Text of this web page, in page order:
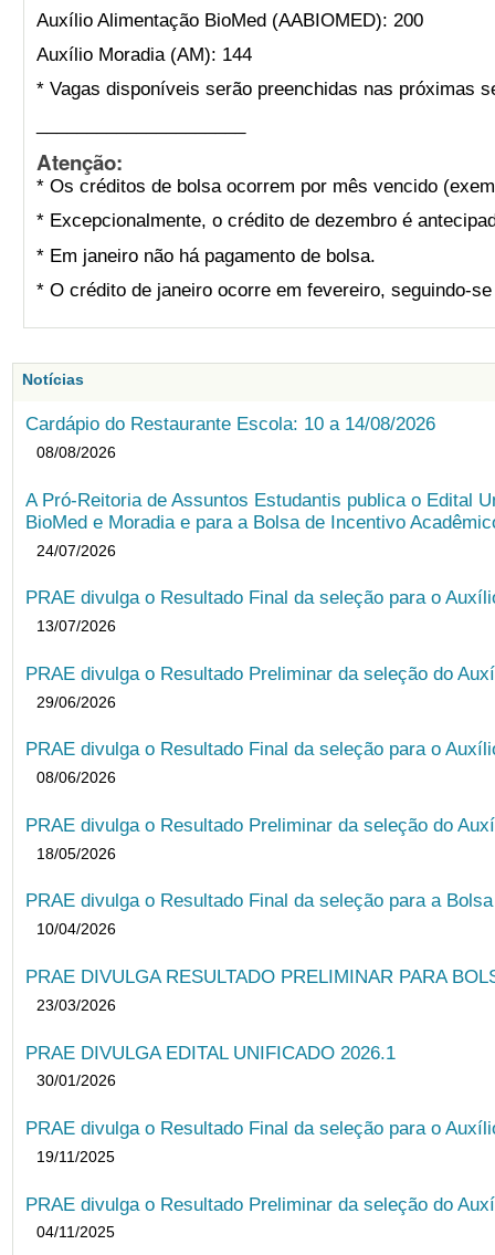
Auxílio Alimentação BioMed (AABIOMED): 200
Auxílio Moradia (AM): 144
* Vagas disponíveis serão preenchidas nas próximas
Atenção:
* Os créditos de bolsa ocorrem por mês vencido
* Excepcionalmente, o crédito de dezembro é
* Em janeiro não há pagamento de bolsa.
* O crédito de janeiro ocorre em fevereiro, seguindo-
Notícias
Cardápio do Restaurante Escola: 10 a 14/08/2026
08/08/2026
A Pró-Reitoria de Assuntos Estudantis publica o Edital
BioMed e Moradia e para a Bolsa de Incentivo
24/07/2026
PRAE divulga o Resultado Final da seleção para o
13/07/2026
PRAE divulga o Resultado Preliminar da seleção do
29/06/2026
PRAE divulga o Resultado Final da seleção para o
08/06/2026
PRAE divulga o Resultado Preliminar da seleção do
18/05/2026
PRAE divulga o Resultado Final da seleção para a
10/04/2026
PRAE DIVULGA RESULTADO PRELIMINAR PARA
23/03/2026
PRAE DIVULGA EDITAL UNIFICADO 2026.1
30/01/2026
PRAE divulga o Resultado Final da seleção para o
19/11/2025
PRAE divulga o Resultado Preliminar da seleção do
04/11/2025